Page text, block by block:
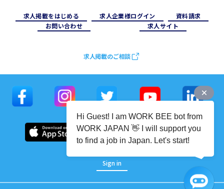
求⼈掲載をはじめる 求⼈企業様ログイン
資料請求
お問い合わせ
求⼈サイト
求人掲載のご相談
Sign in
Hi Guest! I am WORK BEE bot from
WORK JAPAN 👋 I will support you
to find a job in Japan. Let's start!